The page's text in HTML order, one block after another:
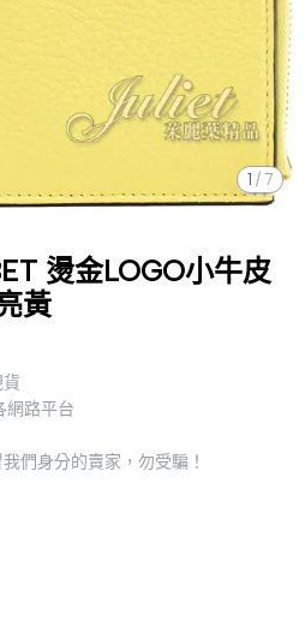
1 / 7
燙金LOGO小牛皮
黃
網路平台
們身分的賣家，勿受騙！